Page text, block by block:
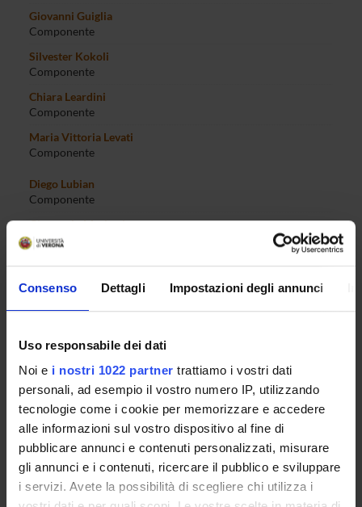
Consenso Dettagli Impostazioni degli annunci
Uso responsabile dei dati
Noi e i nostri 1022 partner trattiamo i vostri dati
personali, ad esempio il vostro numero IP, utilizzando
tecnologie come i cookie per memorizzare e accedere
alle informazioni sul vostro dispositivo al fine di
pubblicare annunci e contenuti personalizzati, misurare
gli annunci e i contenuti, ricercare il pubblico e sviluppare
i servizi. Avete la possibilità di scegliere chi utilizza i
Giovanni Guiglia
Componente
Silvester Kokoli
Componente
Chiara Leardini
Componente
Maria Vittoria Levati
Componente
Diego Lubian
Componente
Gianpaolo Mariutti
Componente
Martina Menon
Giorgio Mion
Sara Moggi
Enrico Moretto
Membro
Mauro Mussini
Componente